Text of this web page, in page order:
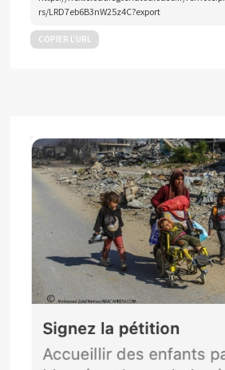
rs/LRD7eb6B3nW25z4C?export
COPIER L’URL